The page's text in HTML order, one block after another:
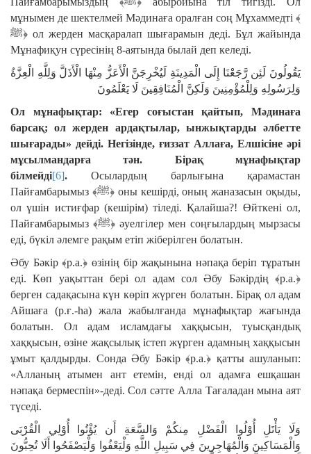
мұнымен де шектелмей Мәдинаға оралған соң Мұхаммедті ﴾
ﷺ﴿ ол жерден масқаралап шығарамын деді. Бұл жайында
Мұнафиқун сүресінің 8-аятында былай деп келеді.
يَقُولُونَ لَئِن رَّجَعْنَا إِلَى الْمَدِينَةِ لَيُخْرِجَنَّ الْأَعَزُّ مِنْهَا الْأَذَلَّ وَلِلَّهِ الْعِزَّةُ
وَلِرَسُولِهِ وَلِلْمُؤْمِنِينَ وَلَكِنَّ الْمُنَافِقِينَ لَا يَعْلَمُونَ
Ол мұнафықтар: «Егер соғыстан қайтып, Мәдинаға
барсақ; ол жерден ардақтылар, ынжықтарды әлбетте
шығарады» дейді. Негізінде, ғиззат Аллаға, Елшісіне әрі
мұсылмандарға тән. Бірақ мұнафықтар
білмейді[6].
Осылардың барлығына қарамастан
Пайғамбарымыз ﴾ﷺ﴿ оны кешірді, оның жаназасын оқыды,
ол үшін истиғфар (кешірім) тіледі. Қалайша?! Өйткені ол,
Пайғамбарымыз ﴾ﷺ﴿ әуелгілер мен соңғылардың мырзасы
еді, бүкіл әлемге рақым етіп жіберілген болатын.
Әбу Бәкір ﴾р.а.﴿ өзінің бір жақынына нәпақа беріп тұратын
еді. Көп уақыттан бері ол адам сол Әбу Бәкірдің ﴾р.а.﴿
берген садақасына күн көріп жүрген болатын. Бірақ ол адам
Айшаға (р.ғ.-һа) жала жабылғанда мұнафықтар жағында
болатын. Ол адам исламдағы хаққысын, туысқандық
хаққысын, өзіне жақсылық істеп жүрген адамның хаққысын
ұмыт қалдырды. Сонда Әбу Бәкір ﴾р.а.﴿ қатты ашуланып:
«Алланың атымен ант етемін, енді ол адамға ешқашан
нәпақа бермеспін»-деді. Сол сәтте Алла Тағаладан мына аят
түседі.
وَلَا يَأْتَلِ أُوْلُوا الْفَضْلِ مِنكُمْ وَالسَّعَةِ أَن يُؤْتُوا أُوْلِي الْقُرْبَى
وَالْمَسَاكِينَ وَالْمُهَاجِرِينَ فِي سَبِيلِ اللَّهِ وَلْيَعْفُوا وَلْيَصْفَحُوا أَلَا تُحِبُّونَ